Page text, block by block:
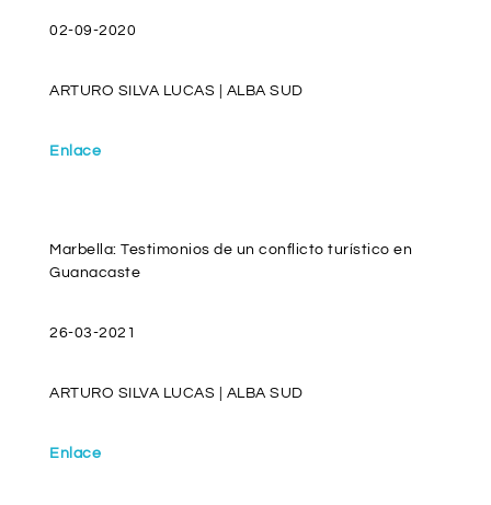
02-09-2020
ARTURO SILVA LUCAS | ALBA SUD
Enlace
Marbella: Testimonios de un conflicto turístico en
Guanacaste
26-03-2021
ARTURO SILVA LUCAS | ALBA SUD
Enlace